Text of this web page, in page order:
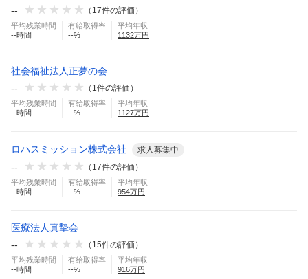
-- （ 17件の評価）
平均残業時間
--時間
有給取得率
--%
平均年収
1132万円
社会福祉法人正夢の会
--
（ 1 件の評価）
平均残業時間
--時間
有給取得率
--%
平均年収
1127万円
ロハスミッション株式会社 求人募集中
-- （ 17件の評価）
平均残業時間
--時間
有給取得率
--%
平均年収
954万円
医療法人真摯会
--
（ 15件の評価）
平均残業時間
--時間
有給取得率
--%
平均年収
916万円